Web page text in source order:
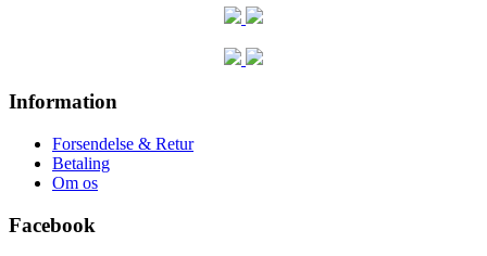
Information
Forsendelse & Retur
Betaling
Om os
Facebook